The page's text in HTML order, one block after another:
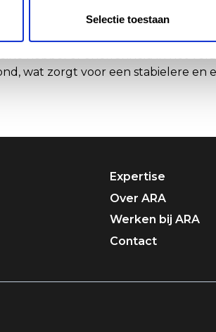
Selectie toestaan
en agressiviteit van de
hobbel of oneffenheid in het
wat zorgt voor een stabielere en
Expertise
Over ARA
Werken bij ARA
Contact